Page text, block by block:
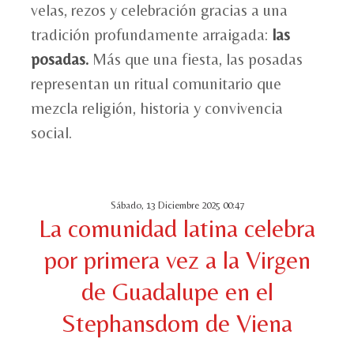
velas, rezos y celebración gracias a una
tradición profundamente arraigada: las
posadas. Más que una fiesta, las posadas
representan un ritual comunitario que
mezcla religión, historia y convivencia
social.
Sábado, 13 Diciembre 2025 00:47
La comunidad latina celebra
por primera vez a la Virgen
de Guadalupe en el
Stephansdom de Viena